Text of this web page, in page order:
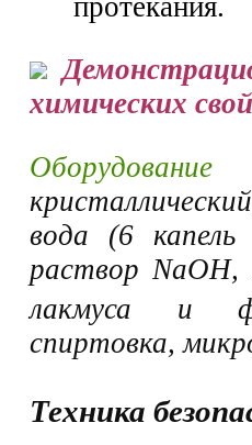
химических
вода (6
раствор
лакмуса и
спиртовка,
Техника